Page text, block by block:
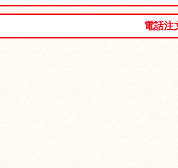
電話注